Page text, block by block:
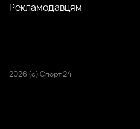
Рекламодавцям
2026 (с) Спорт 24